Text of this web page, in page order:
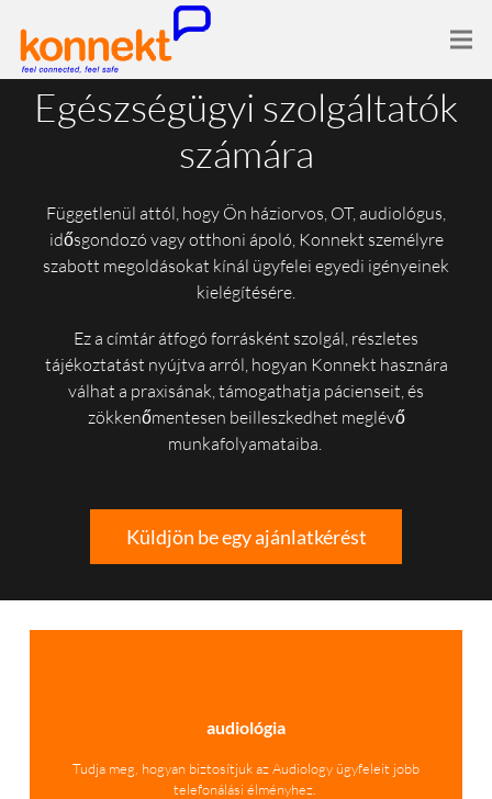
Egészségügyi szolgáltatók
számára
Függetlenül attól, hogy Ön háziorvos, OT, audiológus,
idősgondozó vagy otthoni ápoló, Konnekt személyre
szabott megoldásokat kínál ügyfelei egyedi igényeinek
kielégítésére.
Ez a címtár átfogó forrásként szolgál, részletes
tájékoztatást nyújtva arról, hogyan Konnekt hasznára
válhat a praxisának, támogathatja pácienseit, és
zökkenőmentesen beilleszkedhet meglévő
munkafolyamataiba.
Küldjön be egy ajánlatkérést
audiológia
Tudja meg, hogyan biztosítjuk az Audiology ügyfeleit jobb
telefonálási élményhez.